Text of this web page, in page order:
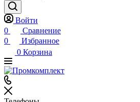
Войти
0
Сравнение
0
Избранное
0 Корзина